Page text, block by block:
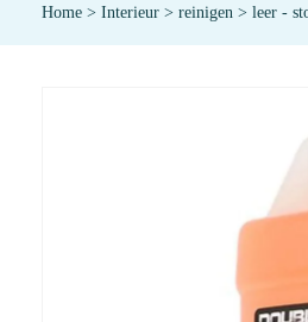
Home > Interieur > reinigen > leer -